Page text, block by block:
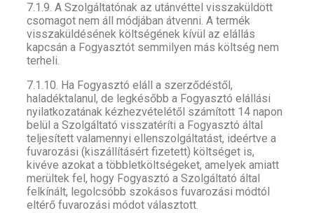
7.1.9. A Szolgáltatónak az utánvéttel visszaküldött
csomagot nem áll módjában átvenni. A termék
visszaküldésének költségének kívül az elállás
kapcsán a Fogyasztót semmilyen más költség nem
terheli.
7.1.10. Ha Fogyasztó eláll a szerződéstől,
haladéktalanul, de legkésőbb a Fogyasztó elállási
nyilatkozatának kézhezvételétől számított 14 napon
belül a Szolgáltató visszatéríti a Fogyasztó által
teljesített valamennyi ellenszolgáltatást, ideértve a
fuvarozási (kiszállításért fizetett) költséget is,
kivéve azokat a többletköltségeket, amelyek amiatt
merültek fel, hogy Fogyasztó a Szolgáltató által
felkínált, legolcsóbb szokásos fuvarozási módtól
eltérő fuvarozási módot választott.